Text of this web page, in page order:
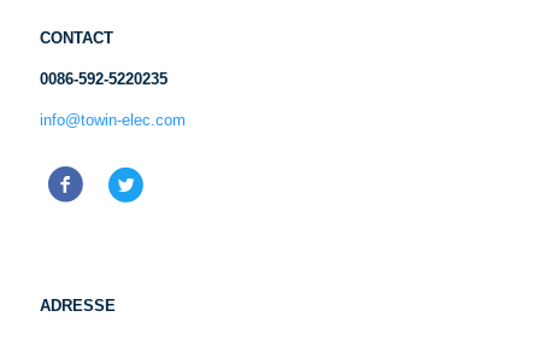
CONTACT
0086-592-5220235
info@towin-elec.com
ADRESSE